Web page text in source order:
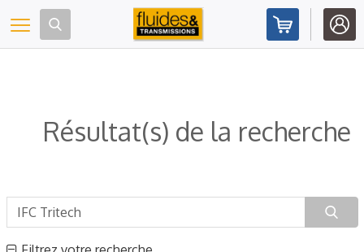
Toggle navigation
Résultat(s) de la recherche
Panneau de gestion des cookies